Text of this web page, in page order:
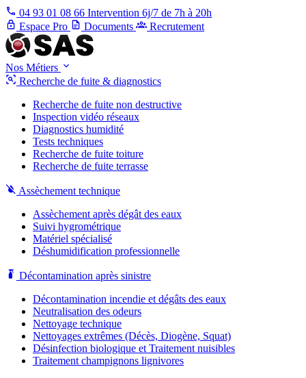
04 93 01 08 66 Intervention 6j/7 de 7h à 20h
Espace Pro
Documents Recrutement
Nos Métiers
Recherche de fuite & diagnostics
Recherche de fuite non destructive
Inspection vidéo réseaux
Diagnostics humidité
Tests techniques
Recherche de fuite toiture
Recherche de fuite terrasse
Assèchement technique
Assèchement après dégât des eaux
Suivi hygrométrique
Matériel spécialisé
Déshumidification professionnelle
Décontamination après sinistre
Décontamination incendie et dégâts des eaux
Neutralisation des odeurs
Nettoyage technique
Nettoyages extrêmes (Décès, Diogène, Squat)
Désinfection biologique et Traitement nuisibles
Traitement champignons lignivores